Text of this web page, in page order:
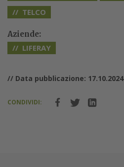
TELCO
Aziende:
LIFERAY
// Data pubblicazione: 17.10.2024
CONDIVIDI: